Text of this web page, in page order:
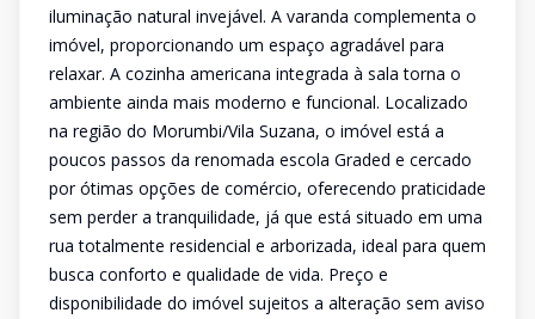
iluminação natural invejável. A varanda complementa o
imóvel, proporcionando um espaço agradável para
relaxar. A cozinha americana integrada à sala torna o
ambiente ainda mais moderno e funcional. Localizado
na região do Morumbi/Vila Suzana, o imóvel está a
poucos passos da renomada escola Graded e cercado
por ótimas opções de comércio, oferecendo praticidade
sem perder a tranquilidade, já que está situado em uma
rua totalmente residencial e arborizada, ideal para quem
busca conforto e qualidade de vida. Preço e
disponibilidade do imóvel sujeitos a alteração sem aviso